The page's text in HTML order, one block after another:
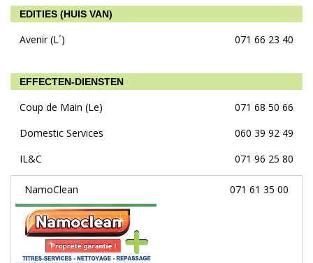
EDITIES (HUIS VAN)
Avenir (L´) 071 66 23 40
EFFECTEN-DIENSTEN
Coup de Main (Le)
071 68 50 66
Domestic Services
060 39 92 49
IL&C
071 96 25 80
NamoClean 071 61 35 00